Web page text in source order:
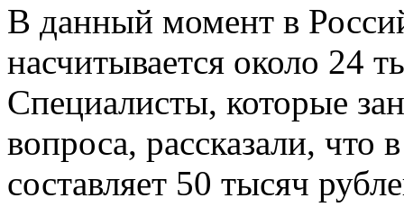
В данный момент в
насчитывается около 24
Специалисты, которые
вопроса, рассказали, что
составляет 50 тысяч